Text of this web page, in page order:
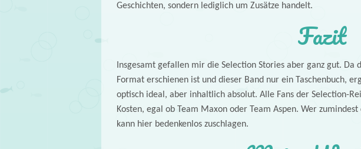
Geschichten, sondern lediglich um Zusätze handelt.
Fazit
Insgesamt gefallen mir die Selection Stories aber ganz gut.
Format erschienen ist und dieser Band nur ein Taschenbuch,
optisch ideal, aber inhaltlich absolut. Alle Fans der Selection-
Kosten, egal ob Team Maxon oder Team Aspen. Wer
kann hier bedenkenlos zuschlagen.